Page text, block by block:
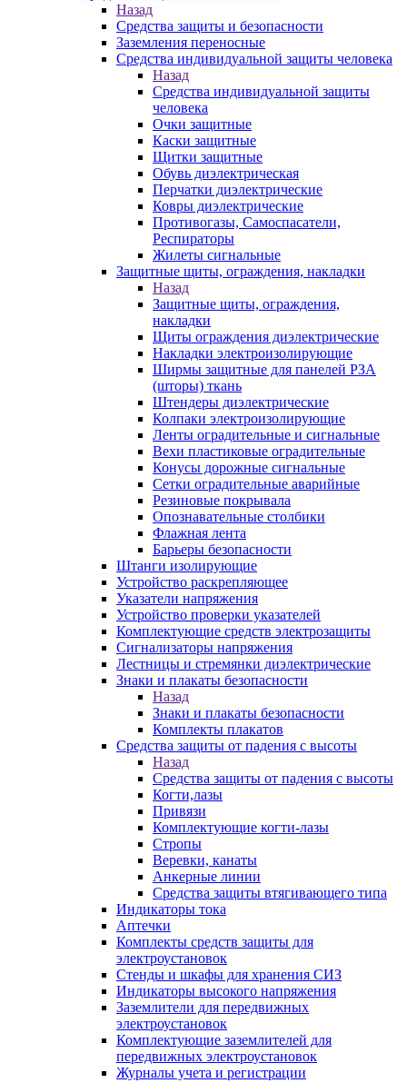
Назад
Средства защиты и безопасности
Заземления переносные
Средства индивидуальной защиты человека
Назад
Средства индивидуальной защиты
человека
Очки защитные
Каски защитные
Щитки защитные
Обувь диэлектрическая
Перчатки диэлектрические
Ковры диэлектрические
Противогазы, Самоспасатели,
Респираторы
Жилеты сигнальные
Защитные щиты, ограждения, накладки
Назад
Защитные щиты, ограждения,
накладки
Щиты ограждения диэлектрические
Накладки электроизолирующие
Ширмы защитные для панелей РЗА
(шторы) ткань
Штендеры диэлектрические
Колпаки электроизолирующие
Ленты оградительные и сигнальные
Вехи пластиковые оградительные
Конусы дорожные сигнальные
Сетки оградительные аварийные
Резиновые покрывала
Опознавательные столбики
Флажная лента
Барьеры безопасности
Штанги изолирующие
Устройство раскрепляющее
Указатели напряжения
Устройство проверки указателей
Комплектующие средств электрозащиты
Сигнализаторы напряжения
Лестницы и стремянки диэлектрические
Знаки и плакаты безопасности
Назад
Знаки и плакаты безопасности
Комплекты плакатов
Средства защиты от падения с высоты
Назад
Средства защиты от падения с высоты
Когти,лазы
Привязи
Комплектующие когти-лазы
Стропы
Веревки, канаты
Анкерные линии
Средства защиты втягивающего типа
Индикаторы тока
Аптечки
Комплекты средств защиты для
электроустановок
Стенды и шкафы для хранения СИЗ
Индикаторы высокого напряжения
Заземлители для передвижных
электроустановок
Комплектующие заземлителей для
передвижных электроустановок
Журналы учета и регистрации